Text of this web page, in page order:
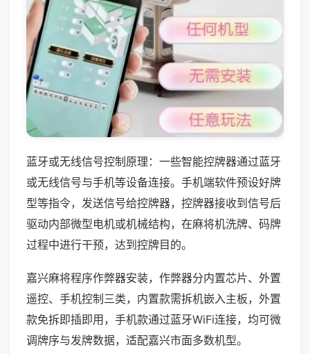
蓝牙或无线信号控制原理：一些智能控牌器通过蓝牙
或无线信号与手机等设备连接。手机端软件预设好牌
型等指令，发送信号给控牌器，控牌器接收到信号后
驱动内部微型电机或机械结构，在麻将机洗牌、码牌
过程中进行干预，达到控牌目的。
嘉兴麻将程序作弊器安装，作弊器分内置芯片、外置
遥控、手机控制三类，内置款需拆机嵌入主板，外置
款免拆即插即用，手机款通过蓝牙WiFi连接，均可微
调牌序与发牌数据，适配嘉兴市面多数机型。